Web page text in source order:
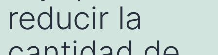
reducir la